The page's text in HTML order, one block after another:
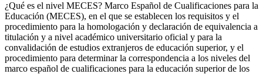
¿Qué es el nivel MECES? Marco Español de Cualificaciones para la
Educación (MECES), en el que se establecen los requisitos y el
procedimiento para la homologación y declaración de equivalencia a
titulación y a nivel académico universitario oficial y para la
convalidación de estudios extranjeros de educación superior, y el
procedimiento para determinar la correspondencia a los niveles del
marco español de cualificaciones para la educación superior de los